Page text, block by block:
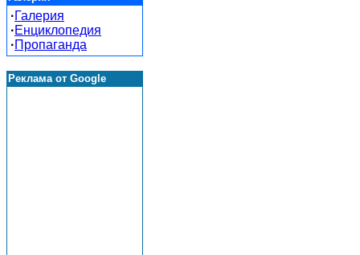
·Галерия
·Енциклопедия
·Пропаганда
Реклама от Google